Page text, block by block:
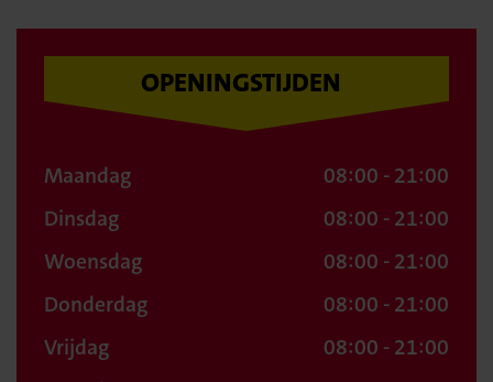
OPENINGSTIJDEN
Maandag
08:00 - 21:00
Dinsdag
08:00 - 21:00
Woensdag
08:00 - 21:00
Donderdag
08:00 - 21:00
Vrijdag
08:00 - 21:00